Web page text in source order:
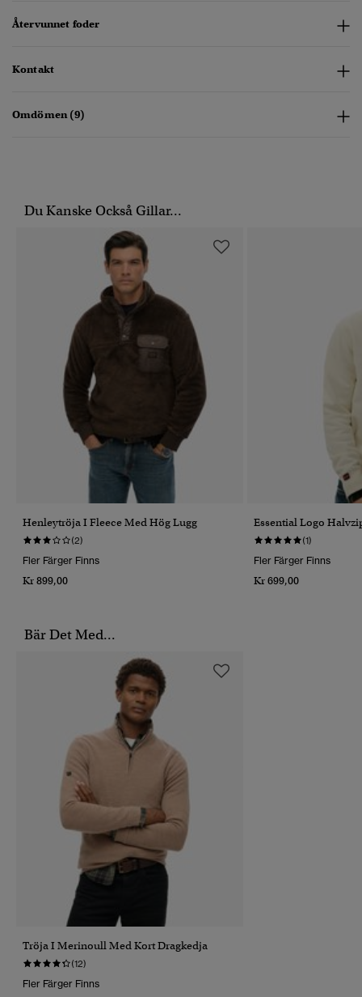
Återvunnet foder
Kontakt
Omdömen (9)
Du Kanske Också Gillar...
Henleytröja I Fleece Med Hög Lugg
(2)
Fler Färger Finns
Kr 899,00
Essential Logo
(1)
Fler Färger Finns
Kr 699,00
Bär Det Med...
Tröja I Merinoull Med Kort Dragkedja
(12)
Fler Färger Finns